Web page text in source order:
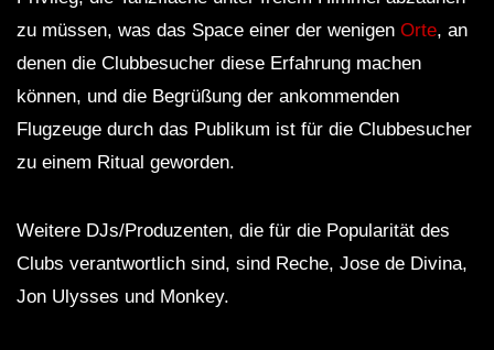
zu müssen, was das Space einer der wenigen Orte, an
denen die Clubbesucher diese Erfahrung machen
können, und die Begrüßung der ankommenden
Flugzeuge durch das Publikum ist für die Clubbesucher
zu einem Ritual geworden.
Weitere DJs/Produzenten, die für die Popularität des
Clubs verantwortlich sind, sind Reche, Jose de Divina,
Jon Ulysses und Monkey.